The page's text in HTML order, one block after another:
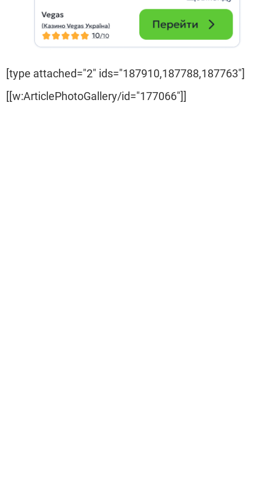
[type attached="2" ids="187910,187788,187763"]
[[w:ArticlePhotoGallery/id="177066"]]